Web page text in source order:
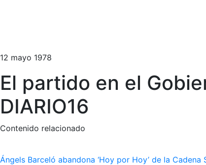
12 mayo 1978
El partido en el
DIARIO16
Contenido relacionado
Ángels Barceló abandona ‘Hoy por Hoy’ de la